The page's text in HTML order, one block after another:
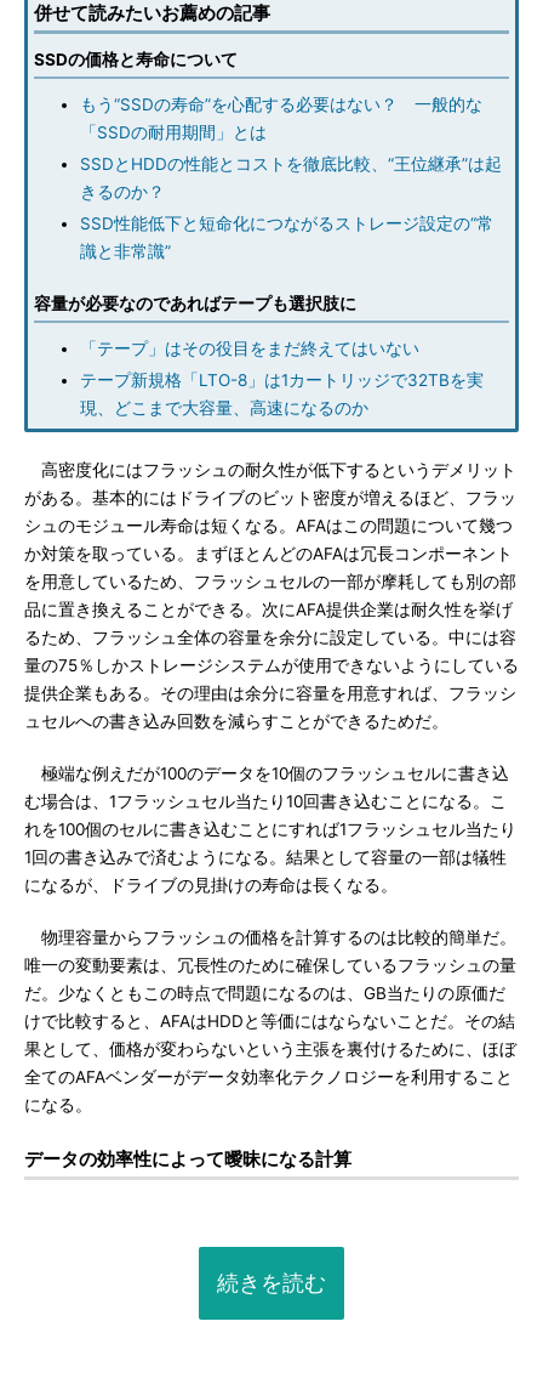
併せて読みたいお薦めの記事
SSDの価格と寿命について
もう“SSDの寿命”を心配する必要はない？ 一般的な
「SSDの耐用期間」とは
SSDとHDDの性能とコストを徹底比較、“王位継承”は起
きるのか？
SSD性能低下と短命化につながるストレージ設定の“常
識と非常識”
容量が必要なのであればテープも選択肢に
「テープ」はその役目をまだ終えてはいない
テープ新規格「LTO-8」は1カートリッジで32TBを実
現、どこまで大容量、高速になるのか
高密度化にはフラッシュの耐久性が低下するというデメリット
がある。基本的にはドライブのビット密度が増えるほど、フラッ
シュのモジュール寿命は短くなる。AFAはこの問題について幾つ
か対策を取っている。まずほとんどのAFAは冗長コンポーネント
を用意しているため、フラッシュセルの一部が摩耗しても別の部
品に置き換えることができる。次にAFA提供企業は耐久性を挙げ
るため、フラッシュ全体の容量を余分に設定している。中には容
量の75％しかストレージシステムが使用できないようにしている
提供企業もある。その理由は余分に容量を用意すれば、フラッシ
ュセルへの書き込み回数を減らすことができるためだ。
極端な例えだが100のデータを10個のフラッシュセルに書き込
む場合は、1フラッシュセル当たり10回書き込むことになる。こ
れを100個のセルに書き込むことにすれば1フラッシュセル当たり
1回の書き込みで済むようになる。結果として容量の一部は犠牲
になるが、ドライブの見掛けの寿命は長くなる。
物理容量からフラッシュの価格を計算するのは比較的簡単だ。
唯一の変動要素は、冗長性のために確保しているフラッシュの量
だ。少なくともこの時点で問題になるのは、GB当たりの原価だ
けで比較すると、AFAはHDDと等価にはならないことだ。その結
果として、価格が変わらないという主張を裏付けるために、ほぼ
全てのAFAベンダーがデータ効率化テクノロジーを利用すること
になる。
データの効率性によって曖昧になる計算
続きを読む